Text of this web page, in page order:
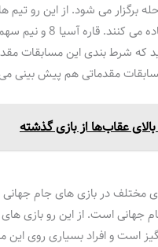
برگزار می شود. از این رو
مسابقات، خود را برای حضور در
شرط بندی این مسابقات
مقدماتی هم پیش بینی
عقاب‌ها از بازی گذشته
مختلف در بازی های جام
برای بازی های جام جهانی است. از این رو
است و افراد بسیاری روی